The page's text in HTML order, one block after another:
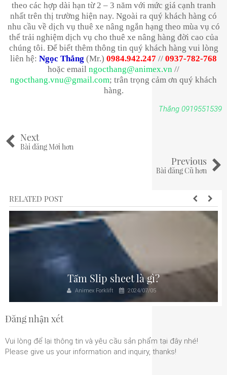
theo các hợp dài hạn từ 2 – 3 năm với mức giá cạnh tranh
nhất trên thị trường hiện nay. Ngoài ra quý khách hàng có
nhu cầu về dịch vụ thuê xe nâng ngắn hạng theo mùa vụ có
thể trải nghiệm dịch vụ cho thuê xe nâng hàng đời cao của
chúng tôi. Để biết thêm thông tin quý khách hàng vui lòng
liên hệ: Ngọc Thắng (Mr.) 0984.942.247 // 0937-782-768
hoặc email ngocthang@animex.vn //
ngocthang.vnu@gmail.com; trân trọng cảm ơn quý khách
hàng.
Thắng 0919551539
Next
Bài đăng Mới hơn
Previous
Bài đăng Cũ hơn
RELATED POST
Tấm Slip sheet là gì?
Animex Forklift 2024/07/05
Đăng nhận xét
Vui lòng để lại thông tin và yêu cầu sản phẩm tại đây nhé!
Please give us your information and inquiry, thanks!